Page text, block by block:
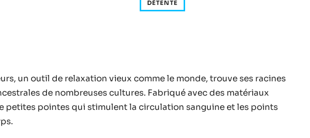
DÉTENTE
un outil de relaxation vieux comme le monde, trouve ses racines
de nombreuses cultures. Fabriqué avec des matériaux
petites pointes qui stimulent la circulation sanguine et les points